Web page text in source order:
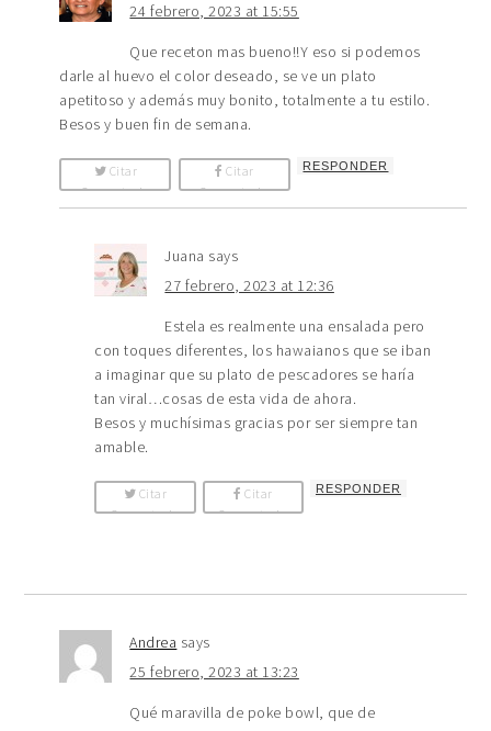
24 febrero, 2023 at 15:55
Que receton mas bueno!!Y eso si podemos
darle al huevo el color deseado, se ve un plato
apetitoso y además muy bonito, totalmente a tu estilo.
Besos y buen fin de semana.
Citar
Comentario
Citar
Comentario
RESPONDER
Juana says
27 febrero, 2023 at 12:36
Estela es realmente una ensalada pero
con toques diferentes, los hawaianos que se iban
a imaginar que su plato de pescadores se haría
tan viral…cosas de esta vida de ahora.
Besos y muchísimas gracias por ser siempre tan
amable.
Citar
Comentario
Citar
Comentario
RESPONDER
Andrea says
25 febrero, 2023 at 13:23
Qué maravilla de poke bowl, que de